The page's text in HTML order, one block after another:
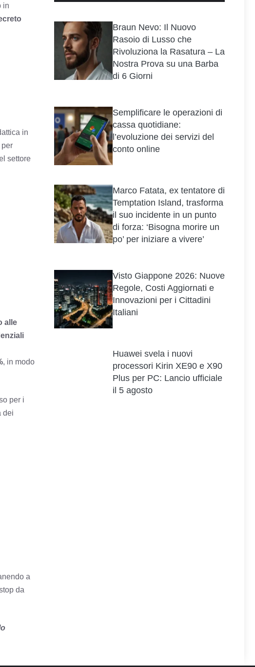
in
in
settore
alle
, in modo
per i
dei
a
da
Braun Nevo: Il Nuovo
Rasoio di Lusso che
Rivoluziona la Rasatura – La
Nostra Prova su una Barba
di 6 Giorni
Semplificare le operazioni di
cassa quotidiane:
l’evoluzione dei servizi del
conto online
Marco Fatata, ex tentatore di
Temptation Island, trasforma
il suo incidente in un punto
di forza: ‘Bisogna morire un
po’ per iniziare a vivere’
Visto Giappone 2026: Nuove
Regole, Costi Aggiornati e
Innovazioni per i Cittadini
Italiani
Huawei svela i nuovi
processori Kirin XE90 e X90
Plus per PC: Lancio ufficiale
il 5 agosto